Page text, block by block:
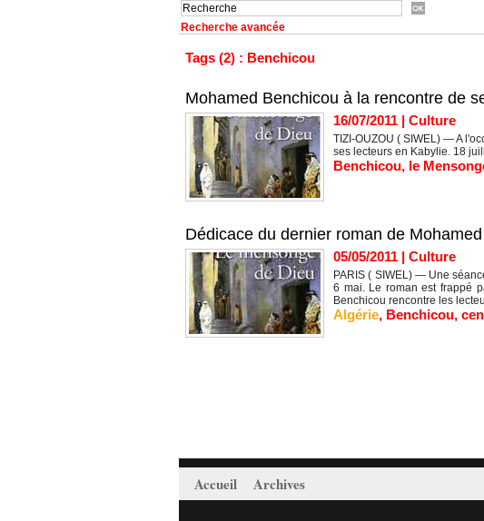
Recherche avancée
Tags (2) : Benchicou
Mohamed Benchicou à la rencontre de
16/07/2011 | Culture
TIZI-OUZOU ( SIWEL) — A
ses lecteurs en Kabylie. 18
Benchicou, le
Dédicace du dernier roman de
05/05/2011 | Culture
PARIS ( SIWEL) — Une
6 mai. Le roman est frappé
Benchicou rencontre les
Algérie, Benchicou,
Accueil Archives